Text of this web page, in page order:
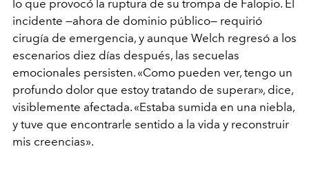
lo que provocó la ruptura de su trompa de Falopio. El
incidente —ahora de dominio público— requirió
cirugía de emergencia, y aunque Welch regresó a los
escenarios diez días después, las secuelas
emocionales persisten. «Como pueden ver, tengo un
profundo dolor que estoy tratando de superar», dice,
visiblemente afectada. «Estaba sumida en una niebla,
y tuve que encontrarle sentido a la vida y reconstruir
mis creencias».